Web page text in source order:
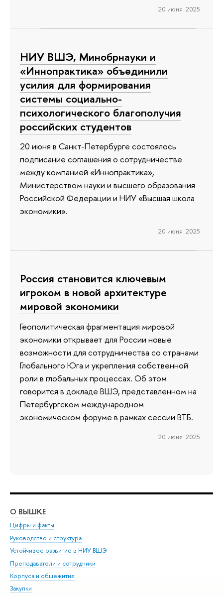
20 июня 2025
НИУ ВШЭ, Минобрнауки и
«Иннопрактика» объединили
усилия для формирования
системы социально-
психологического благополучия
российских студентов
20 июня в Санкт-Петербурге состоялось
подписание соглашения о сотрудничестве
между компанией «Иннопрактика»,
Министерством науки и высшего образования
Российской Федерации и НИУ «Высшая школа
экономики».
20 июня 2025
Россия становится ключевым
игроком в новой архитектуре
мировой экономики
Геополитическая фрагментация мировой
экономики открывает для России новые
возможности для сотрудничества со странами
Глобального Юга и укрепления собственной
роли в глобальных процессах. Об этом
говорится в докладе ВШЭ, представленном на
Петербургском международном
экономическом форуме в рамках сессии ВТБ.
20 июня 2025
О ВЫШКЕ
Цифры и факты
Руководство и структура
Устойчивое развитие в НИУ ВШЭ
Преподаватели и сотрудники
Корпуса и общежития
Закупки